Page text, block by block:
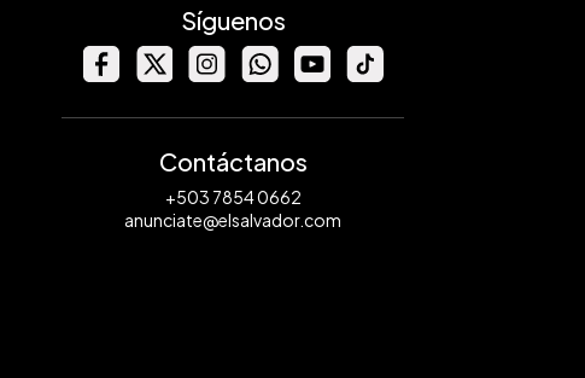
Síguenos
Contáctanos
+503 7854 0662
anunciate@elsalvador.com